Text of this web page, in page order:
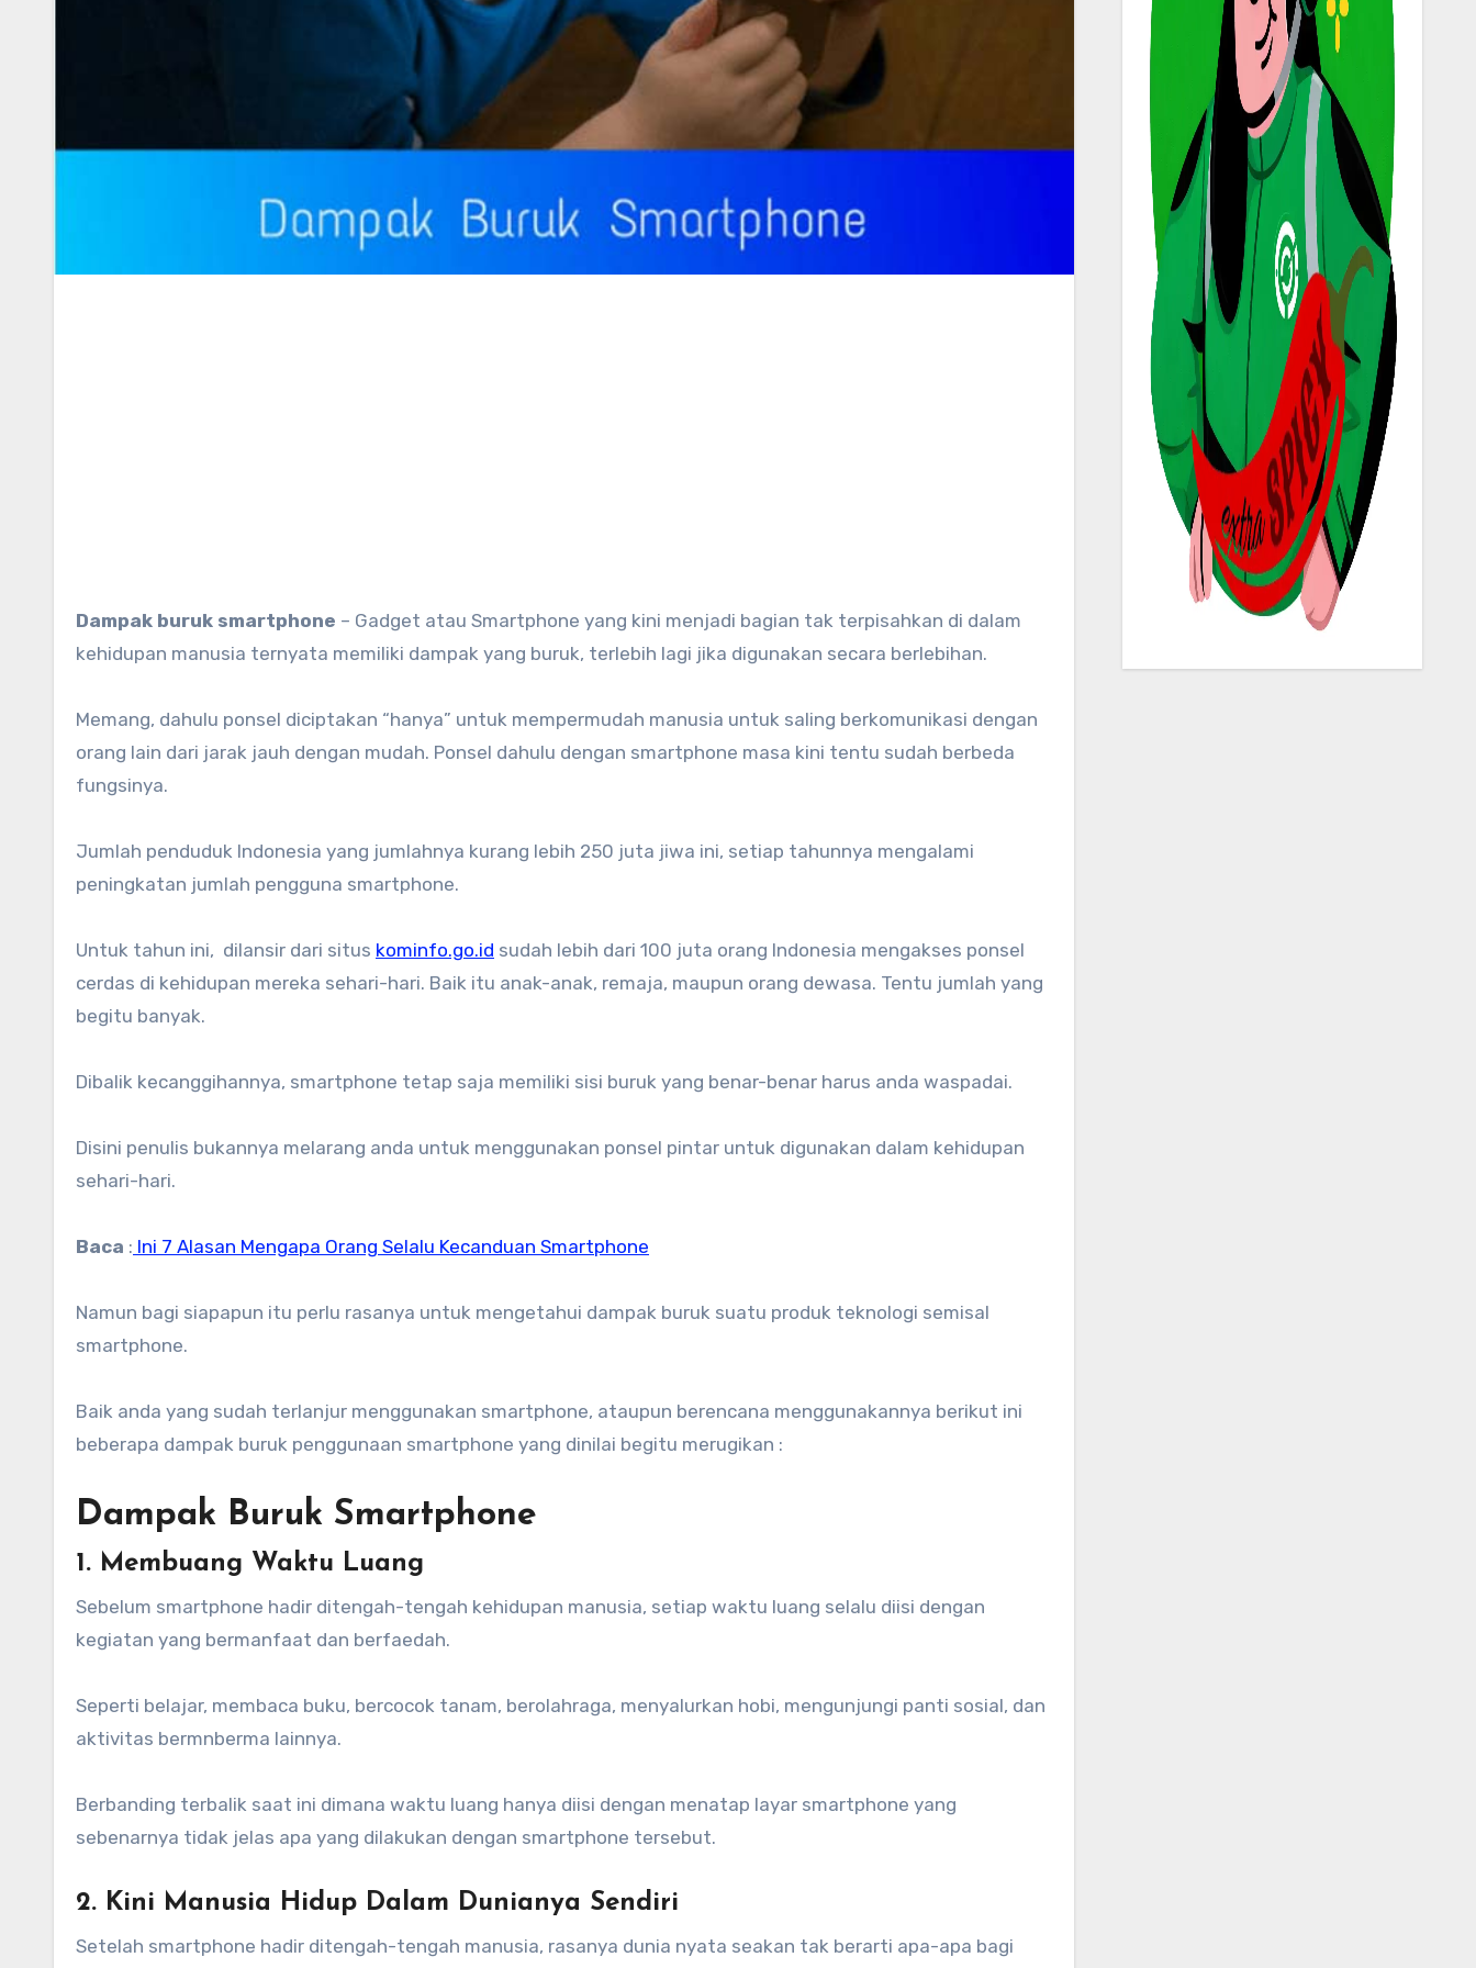
Dampak buruk smartphone – Gadget atau Smartphone yang kini menjadi bagian tak terpisahkan di dalam
kehidupan manusia ternyata memiliki dampak yang buruk, terlebih lagi jika digunakan secara berlebihan.
Memang, dahulu ponsel diciptakan “hanya” untuk mempermudah manusia untuk saling berkomunikasi dengan
orang lain dari jarak jauh dengan mudah. Ponsel dahulu dengan smartphone masa kini tentu sudah berbeda
fungsinya.
Jumlah penduduk Indonesia yang jumlahnya kurang lebih 250 juta jiwa ini, setiap tahunnya mengalami
peningkatan jumlah pengguna smartphone.
Untuk tahun ini, dilansir dari situs kominfo.go.id sudah lebih dari 100 juta orang Indonesia mengakses ponsel
cerdas di kehidupan mereka sehari-hari. Baik itu anak-anak, remaja, maupun orang dewasa. Tentu jumlah yang
begitu banyak.
Dibalik kecanggihannya, smartphone tetap saja memiliki sisi buruk yang benar-benar harus anda waspadai.
Disini penulis bukannya melarang anda untuk menggunakan ponsel pintar untuk digunakan dalam kehidupan
sehari-hari.
Baca : Ini 7 Alasan Mengapa Orang Selalu Kecanduan Smartphone
Namun bagi siapapun itu perlu rasanya untuk mengetahui dampak buruk suatu produk teknologi semisal
smartphone.
Baik anda yang sudah terlanjur menggunakan smartphone, ataupun berencana menggunakannya berikut ini
beberapa dampak buruk penggunaan smartphone yang dinilai begitu merugikan :
Dampak Buruk Smartphone
1. Membuang Waktu Luang
Sebelum smartphone hadir ditengah-tengah kehidupan manusia, setiap waktu luang selalu diisi dengan
kegiatan yang bermanfaat dan berfaedah.
Seperti belajar, membaca buku, bercocok tanam, berolahraga, menyalurkan hobi, mengunjungi panti sosial, dan
aktivitas bermnberma lainnya.
Berbanding terbalik saat ini dimana waktu luang hanya diisi dengan menatap layar smartphone yang
sebenarnya tidak jelas apa yang dilakukan dengan smartphone tersebut.
2. Kini Manusia Hidup Dalam Dunianya Sendiri
Setelah smartphone hadir ditengah-tengah manusia, rasanya dunia nyata seakan tak berarti apa-apa bagi